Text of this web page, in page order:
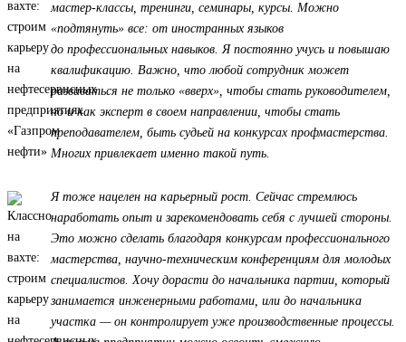
мастер-классы, тренинги, семинары, курсы. Можно
«подтянуть» все: от иностранных языков
до профессиональных навыков. Я постоянно учусь и повышаю
квалификацию. Важно, что любой сотрудник может
развиваться не только «вверх», чтобы стать руководителем,
но и как эксперт в своем направлении, чтобы стать
преподавателем, быть судьей на конкурсах профмастерства.
Многих привлекает именно такой путь.
Я тоже нацелен на карьерный рост. Сейчас стремлюсь
наработать опыт и зарекомендовать себя с лучшей стороны.
Это можно сделать благодаря конкурсам профессионального
мастерства, научно-техническим конференциям для молодых
специалистов. Хочу дорасти до начальника партии, который
занимается инженерными работами, или до начальника
участка — он контролирует уже производственные процессы.